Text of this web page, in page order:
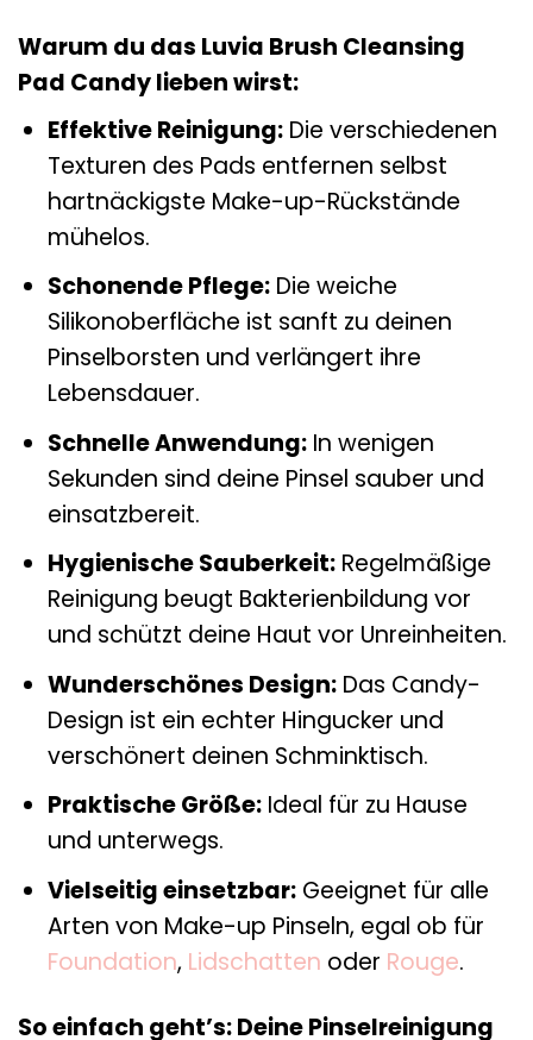
Warum du das Luvia Brush Cleansing
Pad Candy lieben wirst:
Effektive Reinigung:Die verschiedenen
Texturen des Pads entfernen selbst
hartnäckigste Make-up-Rückstände
mühelos.
Schonende Pflege:Die weiche
Silikonoberfläche ist sanft zu deinen
Pinselborsten und verlängert ihre
Lebensdauer.
Schnelle Anwendung:In wenigen
Sekunden sind deine Pinsel sauber und
einsatzbereit.
Hygienische Sauberkeit:Regelmäßige
Reinigung beugt Bakterienbildung vor
und schützt deine Haut vor Unreinheiten.
Wunderschönes Design:Das Candy-
Design ist ein echter Hingucker und
verschönert deinen Schminktisch.
Praktische Größe:Ideal für zu Hause
und unterwegs.
Vielseitig einsetzbar:Geeignet für alle
Arten von Make-up Pinseln, egal ob für
Foundation, Lidschatten oder Rouge.
So einfach geht’s: Deine Pinselreinigung